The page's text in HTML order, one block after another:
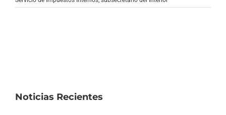
Noticias Recientes